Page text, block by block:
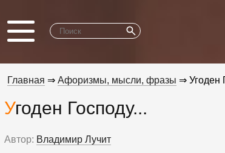
Главная ⇒ Афоризмы, мысли, фразы ⇒ Угоден
Угоден Господу...
Автор: Владимир Лучит